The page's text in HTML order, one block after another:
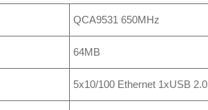
QCA9531 650MHz
64MB
5x10/100 Ethernet 1xUSB 2.0